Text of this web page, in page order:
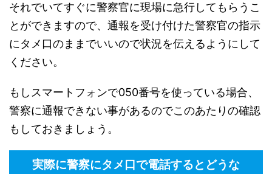
それでいてすぐに警察官に現場に急行してもらうこ
とができますので、通報を受け付けた警察官の指示
にタメ口のままでいいので状況を伝えるようにして
ください。
もしスマートフォンで050番号を使っている場合、
警察に通報できない事があるのでこのあたりの確認
もしておきましょう。
実際に警察にタメ口で電話するとどうな